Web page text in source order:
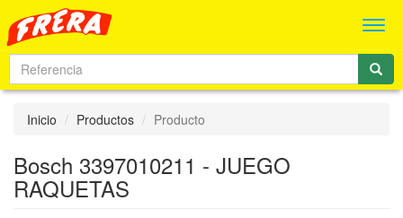
Inicio Productos Producto
Bosch 3397010211 - JUEGO
RAQUETAS